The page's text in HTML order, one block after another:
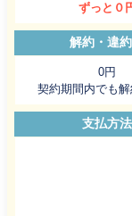
ずっと０
解約・違
0円
契約期間内でも
支払方法